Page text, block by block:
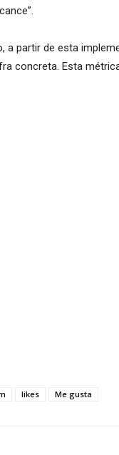
a partir de esta
concreta. Esta
likes Me gusta